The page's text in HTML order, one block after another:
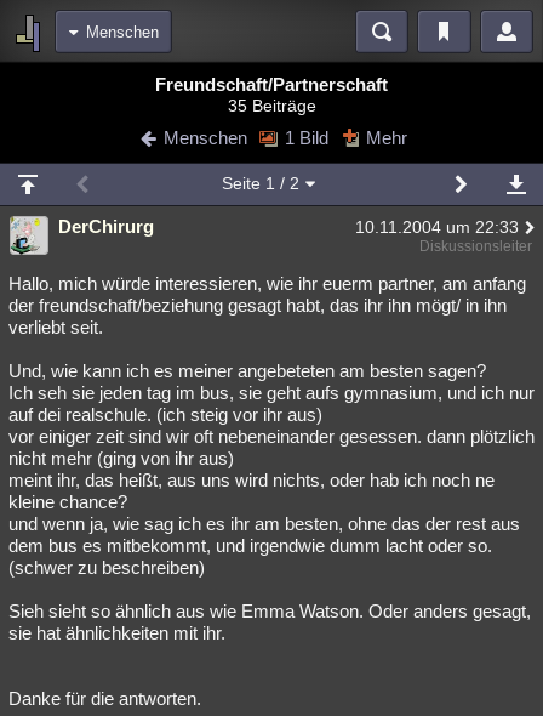
Menschen
Blogs
Chat Wiki Neuigkeiten
meine Rubriken
Menschen Wissenschaft Mystery Kriminalfälle
Spiritualität Verschwörungen Technologie Ufologie
Natur Umfragen
weitere Rubriken
Philosophie Träume Orte Esoterik Literatur
Astronomie Helpdesk Gruppen Gaming Filme
Musik Clash
Übersichten
Besucht Teilgenommen
Lesenswert Schlüsselwörter
Freundschaft/Partnerschaft
35 Beiträge
Menschen 1 Bild Mehr
Seite 1 / 2
DerChirurg 10.11.2004 um 22:33
Diskussionsleiter
Hallo, mich würde interessieren, wie ihr euerm partner, am anfang
der freundschaft/beziehung gesagt habt, das ihr ihn mögt/ in ihn
verliebt seit.
Und, wie kann ich es meiner angebeteten am besten sagen?
Ich seh sie jeden tag im bus, sie geht aufs gymnasium, und ich nur
auf dei realschule. (ich steig vor ihr aus)
vor einiger zeit sind wir oft nebeneinander gesessen. dann plötzlich
nicht mehr (ging von ihr aus)
meint ihr, das heißt, aus uns wird nichts, oder hab ich noch ne
kleine chance?
und wenn ja, wie sag ich es ihr am besten, ohne das der rest aus
dem bus es mitbekommt, und irgendwie dumm lacht oder so.
(schwer zu beschreiben)
Sieh sieht so ähnlich aus wie Emma Watson. Oder anders gesagt,
sie hat ähnlichkeiten mit ihr.
Danke für die antworten.